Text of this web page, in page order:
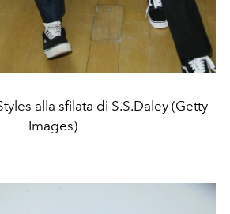
alla sfilata di S.S.Daley (Getty
Images)